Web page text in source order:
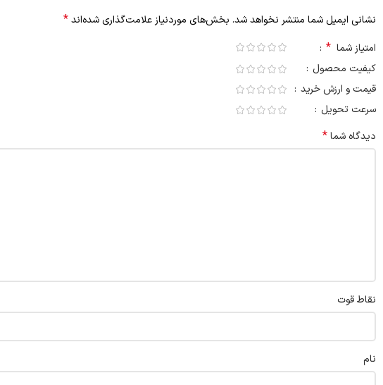
نشانی ایمیل شما منتشر نخواهد شد. بخش‌های موردنیاز علامت‌گذاری شده‌اند*
امتیاز شما *
کیفیت محصول
قیمت و ارزش خرید
سرعت تحویل
دیدگاه شما*
نقاط قوت
نام